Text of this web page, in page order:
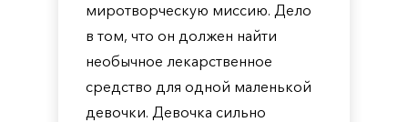
миротворческую миссию. Дело
в том, что он должен найти
необычное лекарственное
средство для одной маленькой
девочки. Девочка сильно